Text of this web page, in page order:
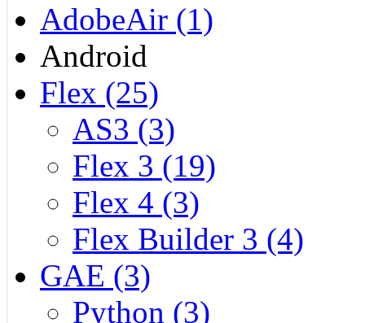
AdobeAir (1)
Android
Flex (25)
AS3 (3)
Flex 3 (19)
Flex 4 (3)
Flex Builder 3 (4)
GAE (3)
Python (3)